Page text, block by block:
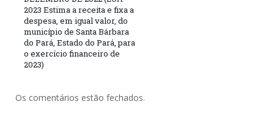
2023 Estima a receita e fixa a
despesa, em igual valor, do
município de Santa Bárbara
do Pará, Estado do Pará, para
o exercício financeiro de
2023)
Os comentários estão fechados.